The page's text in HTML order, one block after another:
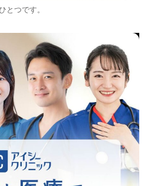
とつです。